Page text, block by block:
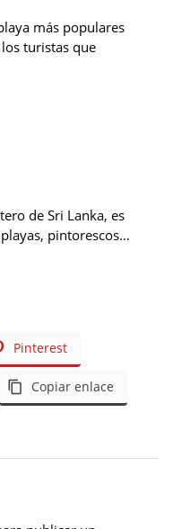
más populares
turistas que
de Sri Lanka, es
pintorescos…
Pinterest
Copiar enlace